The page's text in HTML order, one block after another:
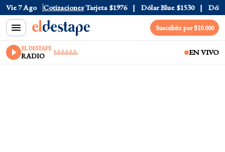
Vie 7 Ago Cotizaciones
$1520 Dólar Tarjeta $1976 Dólar Blue $1530 Dólar
Suscribite por $10.000
EL DESTAPE
RADIO EN VIVO